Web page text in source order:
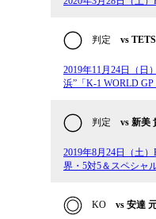
判定 vs
2019年11月24日（日
浜”「K-1 WORLD GP
判定 vs 新美
2019年8月24日（土
界・5対5＆スペシャ
KO vs 安達